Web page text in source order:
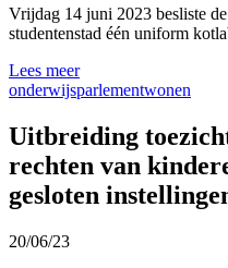
Vrijdag 14 juni 2023 besliste
studentenstad één uniform
Lees meer
onderwijsparlementwonen
Uitbreiding
rechten van
gesloten
20/06/23